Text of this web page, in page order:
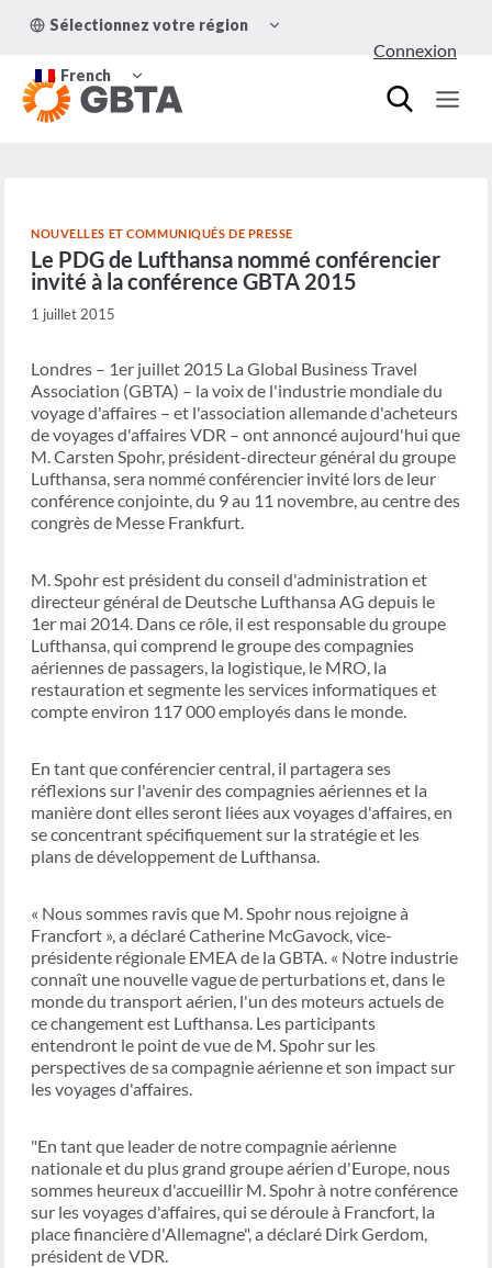
Sélectionnez votre région
LE
French
LE
MENU
ENFANT
Connexion
NOUVELLES ET COMMUNIQUÉS DE PRESSE
Le PDG de Lufthansa nommé conférencier
invité à la conférence GBTA 2015
1 juillet 2015
Londres – 1er juillet 2015 La Global Business Travel
Association (GBTA) – la voix de l'industrie mondiale du
voyage d'affaires – et l'association allemande d'acheteurs
de voyages d'affaires VDR – ont annoncé aujourd'hui que
M. Carsten Spohr, président-directeur général du groupe
Lufthansa, sera nommé conférencier invité lors de leur
conférence conjointe, du 9 au 11 novembre, au centre des
congrès de Messe Frankfurt.
M. Spohr est président du conseil d'administration et
directeur général de Deutsche Lufthansa AG depuis le
1er mai 2014. Dans ce rôle, il est responsable du groupe
Lufthansa, qui comprend le groupe des compagnies
aériennes de passagers, la logistique, le MRO, la
restauration et segmente les services informatiques et
compte environ 117 000 employés dans le monde.
En tant que conférencier central, il partagera ses
réflexions sur l'avenir des compagnies aériennes et la
manière dont elles seront liées aux voyages d'affaires, en
se concentrant spécifiquement sur la stratégie et les
plans de développement de Lufthansa.
« Nous sommes ravis que M. Spohr nous rejoigne à
Francfort », a déclaré Catherine McGavock, vice-
présidente régionale EMEA de la GBTA. « Notre industrie
connaît une nouvelle vague de perturbations et, dans le
monde du transport aérien, l'un des moteurs actuels de
ce changement est Lufthansa. Les participants
entendront le point de vue de M. Spohr sur les
perspectives de sa compagnie aérienne et son impact sur
les voyages d'affaires.
"En tant que leader de notre compagnie aérienne
nationale et du plus grand groupe aérien d'Europe, nous
sommes heureux d'accueillir M. Spohr à notre conférence
sur les voyages d'affaires, qui se déroule à Francfort, la
place financière d'Allemagne", a déclaré Dirk Gerdom,
président de VDR.